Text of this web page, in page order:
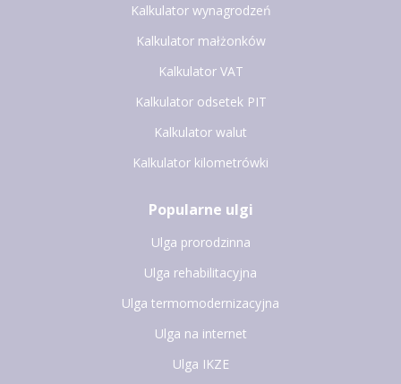
Kalkulator wynagrodzeń
Kalkulator małżonków
Kalkulator VAT
Kalkulator odsetek PIT
Kalkulator walut
Kalkulator kilometrówki
Popularne ulgi
Ulga prorodzinna
Ulga rehabilitacyjna
Ulga termomodernizacyjna
Ulga na internet
Ulga IKZE